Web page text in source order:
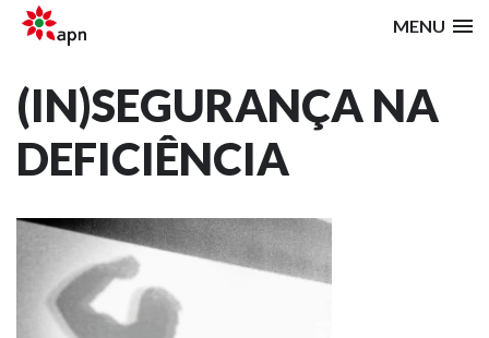
MENU
(IN)SEGURANÇA NA
DEFICIÊNCIA